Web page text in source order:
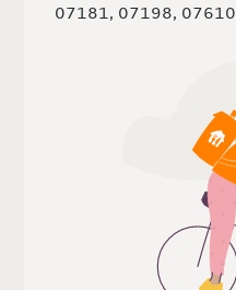
07181, 07198, 07610